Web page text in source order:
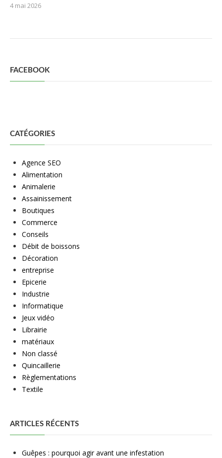
4 mai 2026
FACEBOOK
CATÉGORIES
Agence SEO
Alimentation
Animalerie
Assainissement
Boutiques
Commerce
Conseils
Débit de boissons
Décoration
entreprise
Epicerie
Industrie
Informatique
Jeux vidéo
Librairie
matériaux
Non classé
Quincaillerie
Règlementations
Textile
ARTICLES RÉCENTS
Guêpes : pourquoi agir avant une infestation